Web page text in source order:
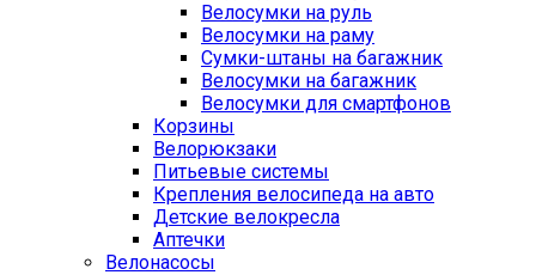
Велосумки на руль
Велосумки на раму
Сумки-штаны на багажник
Велосумки на багажник
Велосумки для смартфонов
Корзины
Велорюкзаки
Питьевые системы
Крепления велосипеда на авто
Детские велокресла
Аптечки
Велонасосы